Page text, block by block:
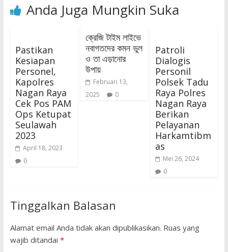
Anda Juga Mungkin Suka
Pastikan
Kesiapan
Personel,
Kapolres
Nagan Raya
Cek Pos PAM
Ops Ketupat
Seulawah
2023
April 18, 2023
0
ক্রেজি টাইম লাইভে
নবাগতদের কমন ভুল
ও তা এড়ানোর
উপায়
Februari 13,
2025
0
Patroli
Dialogis
Personil
Polsek Tadu
Raya Polres
Nagan Raya
Berikan
Pelayanan
Harkamtibm
as
Mei 26, 2024
0
Tinggalkan Balasan
Alamat email Anda tidak akan dipublikasikan. Ruas yang
wajib ditandai *